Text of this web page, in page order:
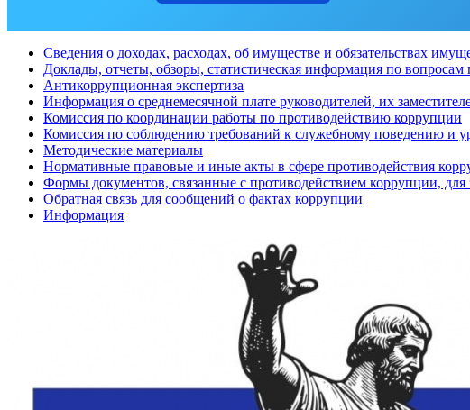
Сведения о доходах, расходах, об имуществе и обязательствах
Доклады, отчеты, обзоры, статистическая информация по вопросам
Антикоррупционная экспертиза
Информация о среднемесячной плате руководителей, их
Комиссия по координации работы по противодействию коррупции
Комиссия по соблюдению требований к служебному поведению и
Методические материалы
Нормативные правовые и иные акты в сфере противодействия
Формы документов, связанные с противодействием коррупции, для
Обратная связь для сообщений о фактах коррупции
Информация